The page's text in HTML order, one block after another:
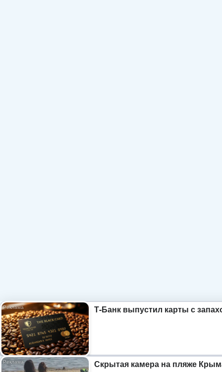
Т-Банк выпустил карты с
Скрытая камера на пляже